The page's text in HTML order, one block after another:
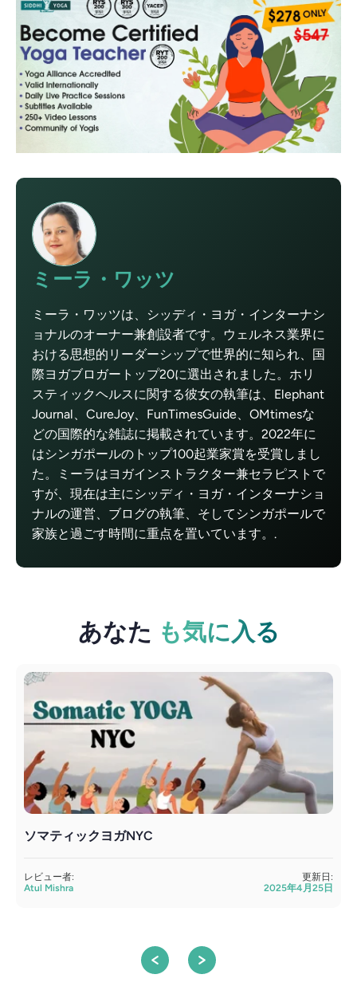
ミーラ・ワッツ
ミーラ・ワッツは、シッディ・ヨガ・インターナシ
ョナルのオーナー兼創設者です。ウェルネス業界に
おける思想的リーダーシップで世界的に知られ、国
際ヨガブロガートップ20に選出されました。ホリ
スティックヘルスに関する彼女の執筆は、Elephant
Journal、CureJoy、FunTimesGuide、OMtimesな
どの国際的な雑誌に掲載されています。2022年に
はシンガポールのトップ100起業家賞を受賞しまし
た。ミーラはヨガインストラクター兼セラピストで
すが、現在は主にシッディ・ヨガ・インターナショ
ナルの運営、ブログの執筆、そしてシンガポールで
家族と過ごす時間に重点を置いています。.
あなた も気に入る
ソマティックヨガNYC
レビュー者:
Atul Mishra
更新日:
2025年4月25日